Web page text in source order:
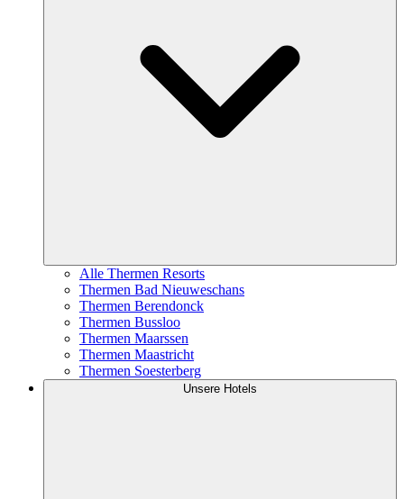
Alle Thermen Resorts
Thermen Bad Nieuweschans
Thermen Berendonck
Thermen Bussloo
Thermen Maarssen
Thermen Maastricht
Thermen Soesterberg
Unsere Hotels